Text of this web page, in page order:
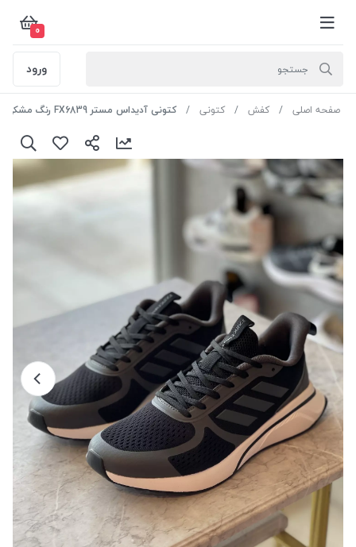
0
ورود
صفحه اصلی کفش کتونی کتونی آدیداس مستر FX6839 رنگ مشکی طوسی لژ سفید سایز 45